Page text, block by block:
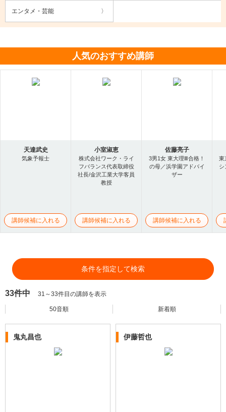
エンタメ・芸能
人気のおすすめ講師
天達武史
気象予報士
講師候補に入れる
小室淑恵
株式会社ワーク・ライ
フバランス代表取締役
社長/金沢工業大学客員
教授
講師候補に入れる
佐藤亮子
3男1女 東大理Ⅲ合格！
の母／浜学園アドバイ
ザー
講師候補に入れる
東
シ
条件を指定して検索
33件中 31～33件目の講師を表示
50音順 新着順
鬼丸昌也 伊藤哲也